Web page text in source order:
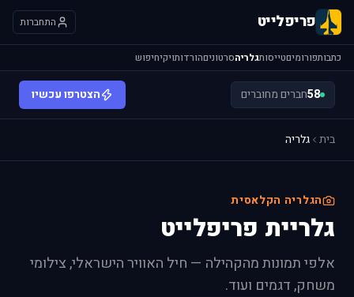
פריפלייט התחברות
כתבותפורומיםטייסותגלריהסרטוניםהורדותויקיחיפוש
58חברים מחוברים הצטרפו עכשיו
בית גלריה
הגלריה הקלאסית
גלריית פריפלייט
אלפי תמונות מהקהילה — חיל האוויר הישראלי, צילומי
משחק, דגמים ועוד.